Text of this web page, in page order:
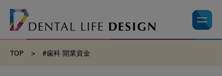
TOP > #歯科 開業資金